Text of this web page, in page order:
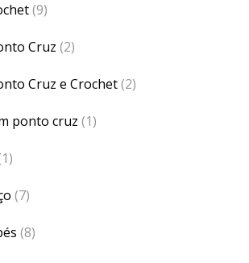
(9)
Cruz (2)
Cruz e Crochet(2)
ponto cruz (1)
(7)
(8)